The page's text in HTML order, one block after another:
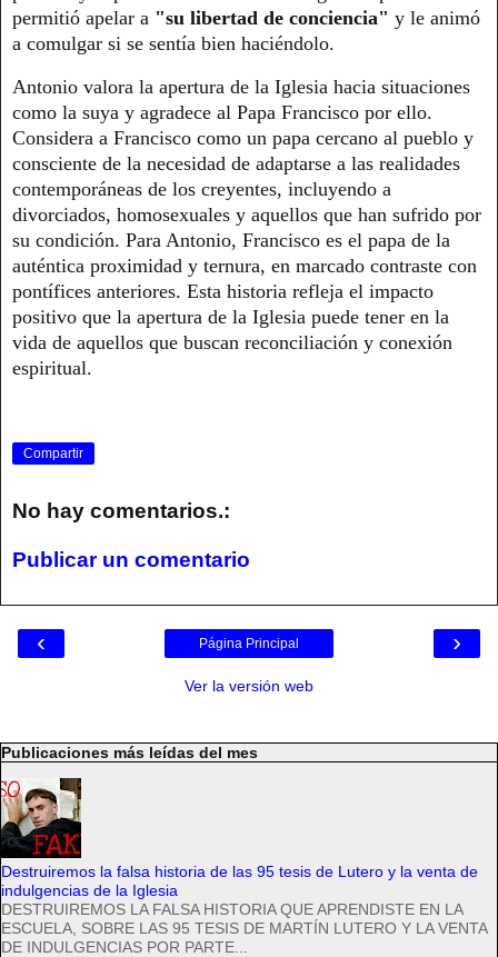
permitió apelar a "su libertad de conciencia" y le animó
a comulgar si se sentía bien haciéndolo.
Antonio valora la apertura de la Iglesia hacia situaciones
como la suya y agradece al Papa Francisco por ello.
Considera a Francisco como un papa cercano al pueblo y
consciente de la necesidad de adaptarse a las realidades
contemporáneas de los creyentes, incluyendo a
divorciados, homosexuales y aquellos que han sufrido por
su condición. Para Antonio, Francisco es el papa de la
auténtica proximidad y ternura, en marcado contraste con
pontífices anteriores. Esta historia refleja el impacto
positivo que la apertura de la Iglesia puede tener en la
vida de aquellos que buscan reconciliación y conexión
espiritual.
Compartir
No hay comentarios.:
Publicar un comentario
‹ ›
Página Principal
Ver la versión web
Publicaciones más leídas del mes
Destruiremos la falsa historia de las 95 tesis de Lutero y la venta de
indulgencias de la Iglesia
DESTRUIREMOS LA FALSA HISTORIA QUE APRENDISTE EN LA
ESCUELA, SOBRE LAS 95 TESIS DE MARTÍN LUTERO Y LA VENTA
DE INDULGENCIAS POR PARTE...